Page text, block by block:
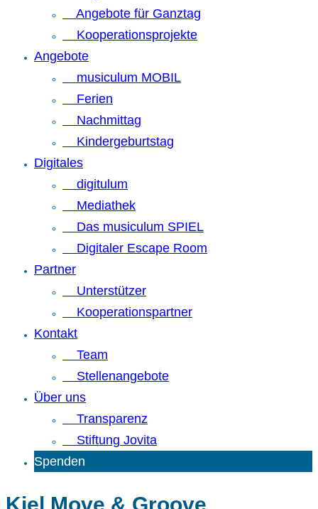
Angebote für Ganztag
Kooperationsprojekte
Angebote
musiculum MOBIL
Ferien
Nachmittag
Kindergeburtstag
Digitales
digitulum
Mediathek
Das musiculum SPIEL
Digitaler Escape Room
Partner
Unterstützer
Kooperationspartner
Kontakt
Team
Stellenangebote
Über uns
Transparenz
Stiftung Jovita
Spenden